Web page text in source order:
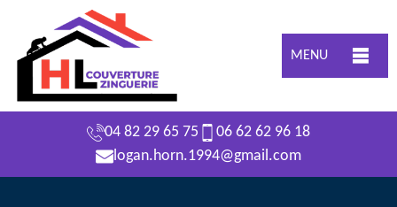
MENU
04 82 29 65 75
06 62 62 96 18
logan.horn.1994@gmail.com